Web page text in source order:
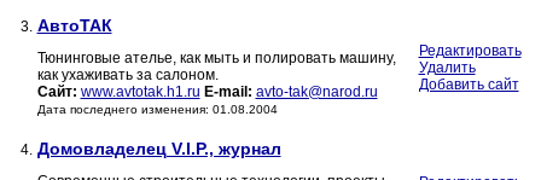
3. АвтоТАК
Тюнинговые ателье, как мыть и полировать машину,
как ухаживать за салоном.
Сайт: www.avtotak.h1.ru E-mail: avto-tak@narod.ru
Дата последнего изменения: 01.08.2004
Редактировать
Удалить
Добавить сайт
4. Домовладелец V.I.P., журнал